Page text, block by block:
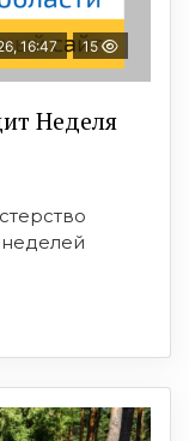
16:47 15
Неделя